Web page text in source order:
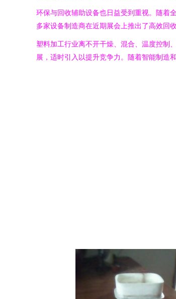
环保与回收辅助设备也日益受到重视。随着
多家设备制造商在近期展会上推出了高效回
塑料加工行业离不开干燥、混合、温度控制
展，适时引入以提升竞争力。随着智能制造